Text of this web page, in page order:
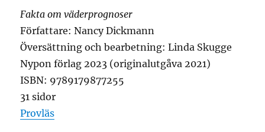
Fakta om väderprognoser
Författare: Nancy Dickmann
Översättning och bearbetning: Linda Skugge
Nypon förlag 2023 (originalutgåva 2021)
ISBN: 9789179877255
31 sidor
Provläs